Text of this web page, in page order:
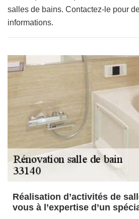
salles de bains. Contactez-le pour
informations.
Réalisation d’activités de
vous à l’expertise d’un